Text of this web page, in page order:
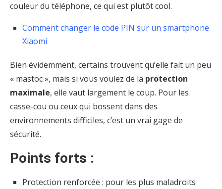
couleur du téléphone, ce qui est plutôt cool.
Comment changer le code PIN sur un smartphone
Xiaomi
Bien évidemment, certains trouvent qu’elle fait un peu
« mastoc », mais si vous voulez de la protection
maximale, elle vaut largement le coup. Pour les
casse-cou ou ceux qui bossent dans des
environnements difficiles, c’est un vrai gage de
sécurité.
Points forts :
Protection renforcée : pour les plus maladroits